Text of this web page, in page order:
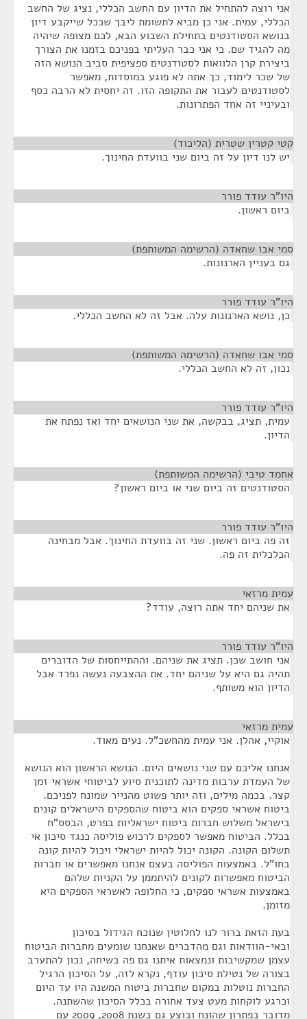
אני רוצה להתחיל את הדיון עם החשב הכללי, נציג של החשב
הכללי, עמית. אני כן מביא לתשומת ליבך שככל שייקבע דיון
בנושא הסטודנטים בתחילת השבוע הבא, לכם מצופה שיהיה
מה להגיד שם. כי אני כבר העליתי בפניכם בזמנו את הצורך
ביצירת קרן הלוואות לסטודנטים ספציפית סביב הנושא הזה
של שכר לימוד, כך אתה לא פוגע במוסדות, מאפשר
לסטודנטים לעבור את התקופה הזו. זה יחסית לא הרבה כסף
ובעיניי זה אחד הפתרונות.
קטי קטרין שטרית (הליכוד)
יש לנו דיון על זה ביום שני בוועדת החינוך.
היו"ר עודד פורר
ביום ראשון.
סמי אבו שחאדה (הרשימה המשותפת)
גם בעניין הארנונות.
היו"ר עודד פורר
כן, נושא הארנונות עלה. אבל זה לא החשב הכללי.
סמי אבו שחאדה (הרשימה המשותפת)
נכון, זה לא החשב הכללי.
היו"ר עודד פורר
עמית, תציג, בבקשה, את שני הנושאים יחד ואז נפתח את
הדיון.
אחמד טיבי (הרשימה המשותפת)
הסטודנטים זה ביום שני או ביום ראשון?
היו"ר עודד פורר
זה פה ביום ראשון. שני זה בוועדת החינוך. אבל מבחינה
הכלכלית זה פה.
עמית מרזאי
את שניהם יחד אתה רוצה, עודד?
היו"ר עודד פורר
אני חושב שכן. תציג את שניהם. וההתייחסות של הדוברים
תהיה גם היא על שניהם יחד. את ההצבעה נעשה נפרד אבל
הדיון הוא משותף.
עמית מרזאי
אוקיי, אהלן. אני עמית מהחשכ"ל. נעים מאוד.
אנחנו אליכם עם שני נושאים היום. הנושא הראשון הוא הנושא
של העמדת ערבות מדינה לתוכנית סיוע לביטוחי אשראי זמן
קצר. בכמה מילים, וזה יותר פשוט מהנייר שמונח לפניכם.
ביטוח אשראי ספקים הוא ביטוח שהספקים הישראלים קונים
בישראל משלוש חברות ביטוח ישראליות בפרט, הבסס"ח
בכלל. הביטוח מאפשר לספקים לרכוש פוליסה כנגד סיכון אי
תשלום הקונה. הקונה יכול להיות ישראלי ויכול להיות קונה
בחו"ל. באמצעות הפוליסה בעצם אנחנו מאפשרים או חברות
הביטוח מאפשרות לקונים להיתממן על הקניות שלהם
באמצעות אשראי ספקים, כי החלופה לאשראי הספקים היא
מזומן.
בעת הזאת ברור לנו לחלוטין שנוכח הגידול בסיכון
ובאי-הוודאות וגם מהדברים שאנחנו שומעים מחברות הביטוח
עצמן שמקשיבות ונמצאות איתנו גם פה בשיחה, נכון להתערב
בצורה של נטילת סיכון עודף, נקרא לזה, על הסיכון הרגיל
החברות נוטלות במקום שחברות ביטוח המשנה היו עד היום
וכרגע לוקחות מעט צעד אחורה בכלל הסיכון שהשתנה.
מדובר בפתרון שהונח ובוצע גם בשנת 2008, 2009 עם